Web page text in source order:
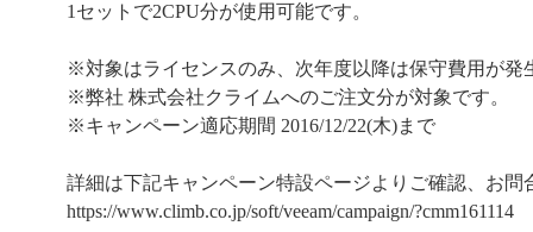
1セットで2CPU分が使用可能です。
※対象はライセンスのみ、次年度以降は保守費用が発
※弊社 株式会社クライムへのご注文分が対象です。
※キャンペーン適応期間 2016/12/22(木)まで
詳細は下記キャンペーン特設ページよりご確認、お問
https://www.climb.co.jp/soft/veeam/campaign/?cmm161114